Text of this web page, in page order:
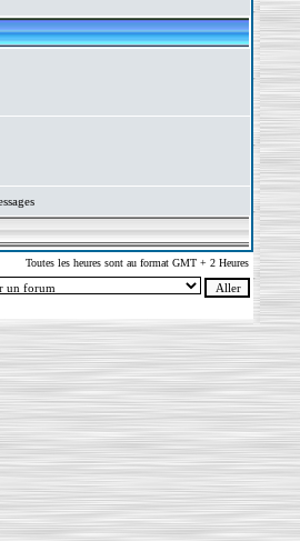
Toutes les heures sont au format GMT + 2 Heures